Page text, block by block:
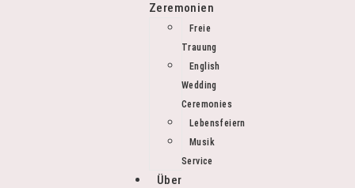
Zeremonien
Freie
Trauung
English
Wedding
Ceremonies
Lebensfeiern
Musik
Service
Über